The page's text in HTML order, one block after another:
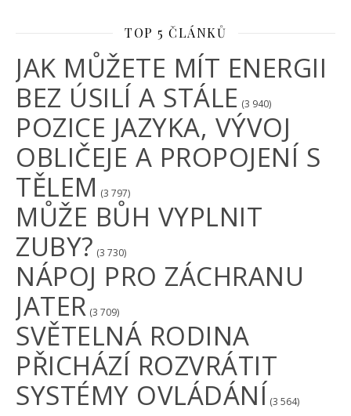
TOP 5 ČLÁNKŮ
JAK MŮŽETE MÍT ENERGII
BEZ ÚSILÍ A STÁLE (3 940)
POZICE JAZYKA, VÝVOJ
OBLIČEJE A PROPOJENÍ S
TĚLEM (3 797)
MŮŽE BŮH VYPLNIT
ZUBY? (3 730)
NÁPOJ PRO ZÁCHRANU
JATER (3 709)
SVĚTELNÁ RODINA
PŘICHÁZÍ ROZVRÁTIT
SYSTÉMY OVLÁDÁNÍ (3 564)